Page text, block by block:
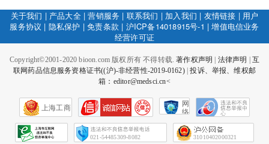
关于我们 | 产品大全|营销服务 | 联系我们 | 加入我们 | 友情链接 | 用户
服务协议 | 隐私保护 |免责条款 | 沪ICP备14018915号-1 |增值电信业务
经营许可证
Copyright©2001-2020 bioon.com 版权所有 不得转载.著作权声明 法律声明
互
联网药品信息服务资格证书((沪)-非经营性-2019-0162)|投诉、举报、维权邮
箱：editor@medsci.cn<
上海工商
网
络
会
征
021-54485309-8082 31010402000321